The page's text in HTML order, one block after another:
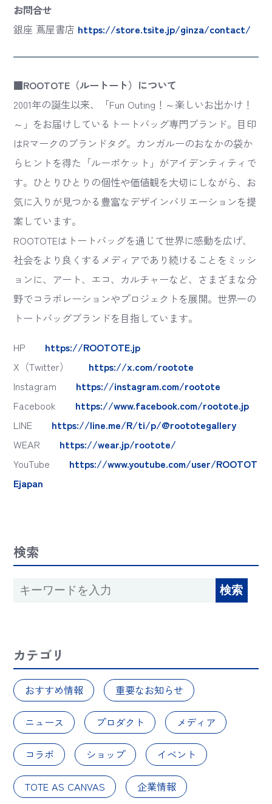
お問合せ
銀座 蔦屋書店 https://store.tsite.jp/ginza/contact/
■ROOTOTE（ルートート）について
2001年の誕生以来、「Fun Outing！～楽しいお出かけ！
～」をお届けしているトートバッグ専門ブランド。目印
はRマークのブランドタグ。カンガルーのおなかの袋か
らヒントを得た「ルーポケット」がアイデンティティで
す。ひとりひとりの個性や価値観を大切にしながら、お
気に入りが見つかる豊富なデザインバリエーションを提
案しています。
ROOTOTEはトートバッグを通じて世界に感動を広げ、
社会をより良くするメディアであり続けることをミッシ
ョンに、アート、エコ、カルチャーなど、さまざまな分
野でコラボレーションやプロジェクトを展開。世界一の
トートバッグブランドを目指しています。
HP https://ROOTOTE.jp
X（Twitter） https://x.com/rootote
Instagram https://instagram.com/rootote
Facebook https://www.facebook.com/rootote.jp
LINE https://line.me/R/ti/p/@roototegallery
WEAR https://wear.jp/rootote/
YouTube https://www.youtube.com/user/ROOTOT
Ejapan
検索
カテゴリ
おすすめ情報 重要なお知らせ
ニュース プロダクト メディア
コラボ ショップ イベント
TOTE AS CANVAS 企業情報